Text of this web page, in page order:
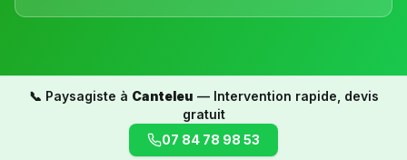
📞 Paysagiste à Canteleu — Intervention rapide, devis
gratuit
07 84 78 98 53